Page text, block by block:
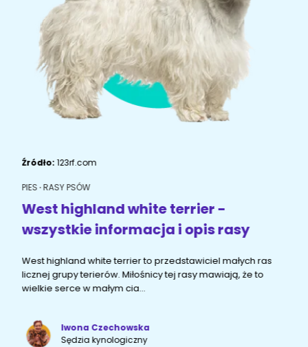
Porady żywieniowe
Przysmaki i suplementy
SZKOLENIE PSÓW
Szkolenie
MAM PSA
Życie z psem
Akcesoria dla psa
Karma
Porady żywieniowe
Przysmaki i suplementy
Zrozumieć kota
Mały kotek w domu
Życie z kotem
Szkolenie
Akcesoria dla kota
RASY KOTÓW
KONIE
RYBKI AKWARIOWE
OPIEKA DZIENNA
Znajdź petsittera
Źródło:123rf.com
PIES RASY PSÓW
West highland white terrier -
wszystkie informacja i opis rasy
West highland white terrier to przedstawiciel małych ras
licznej grupy terierów. Miłośnicy tej rasy mawiają, że to
wielkie serce w małym cia...
Iwona Czechowska
Sędzia kynologiczny